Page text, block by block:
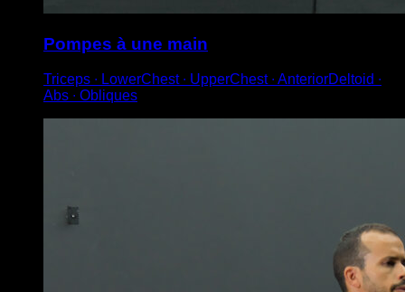
Pompes à une main
Triceps ∙ LowerChest ∙ UpperChest ∙ AnteriorDeltoid ∙
Abs ∙ Obliques